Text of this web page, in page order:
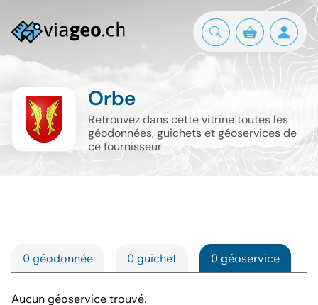
Orbe
Retrouvez dans cette vitrine toutes les
géodonnées, guichets et géoservices de
ce fournisseur
0 géodonnée 0 guichet 0 géoservice
Aucun géoservice trouvé.